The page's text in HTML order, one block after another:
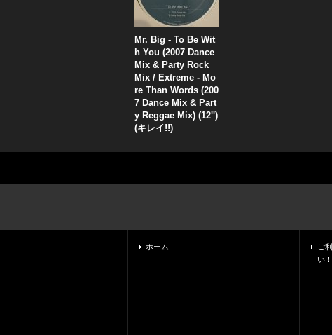
Mr. Big - To Be Wit
h You (2007 Dance
Mix & Party Rock
Mix / Extreme - Mo
re Than Words (200
7 Dance Mix & Part
y Reggae Mix) (12'')
(キレイ!!)
ホーム
ご
い